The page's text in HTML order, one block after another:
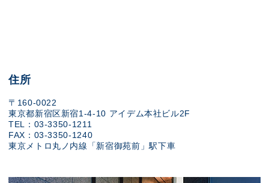
住所
〒160-0022
東京都新宿区新宿1-4-10 アイデム本社ビル2F
TEL：03-3350-1211
FAX：03-3350-1240
東京メトロ丸ノ内線「新宿御苑前」駅下車